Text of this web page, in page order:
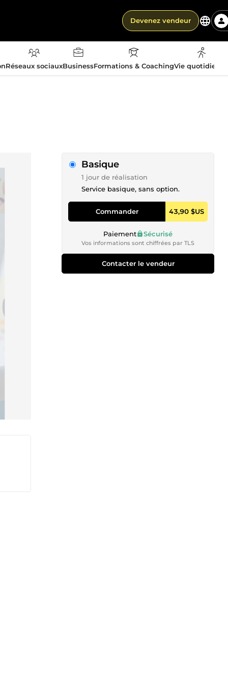
Devenez vendeur
Réseaux sociauxBusinessFormations & CoachingVie
Basique
1 jour de réalisation
Service basique, sans option.
Commander 43,90 $US
Paiement Sécurisé
Vos informations sont chiffrées par TLS
Contacter le vendeur